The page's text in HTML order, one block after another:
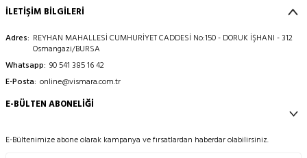
İLETİŞİM BİLGİLERİ
Adres: REYHAN MAHALLESİ CUMHURİYET CADDESİ No:150 - DORUK İŞHANI - 312
Osmangazi/BURSA
Whatsapp: 90 541 385 16 42
E-Posta: online@vismara.com.tr
E-BÜLTEN ABONELIĞI
E-Bültenimize abone olarak kampanya ve fırsatlardan haberdar olabilirsiniz.